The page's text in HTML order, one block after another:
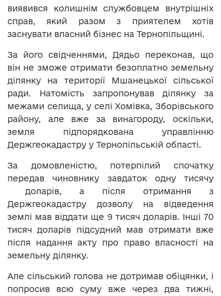
виявився колишнім службовцем внутрішніх
справ, який разом з приятелем хотів
заснувати власний бізнес на Тернопільщині.
За його свідченнями, Дядьо переконав, що
він не зможе отримати безоплатно земельну
ділянку на території Мшанецької сільської
ради. Натомість запропонував ділянку за
межами селища, у селі Хомівка, Зборівського
району, але вже за винагороду, оскільки,
земля підпорядкована управлінню
Держгеокадастру у Тернопільській області.
За домовленістю, потерпілий спочатку
передав чиновнику завдаток одну тисячу
доларів, а після отримання з
Держгеокадастру дозволу на відведення
землі мав віддати ще 9 тисяч доларів. Інші 70
тисяч доларів підсудний мав отримати вже
після надання акту про право власності на
земельну ділянку.
Але сільський голова не дотримав обіцянки, і
попросив всю суму вже через два тижні,